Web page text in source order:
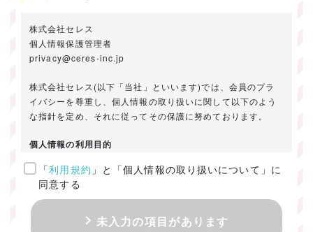
株式会社セレス
個人情報保護管理者
privacy@ceres-inc.jp
株式会社セレス(以下「当社」といいます)では、会員のプラ
イバシーを尊重し、個人情報の取り扱いに関して以下のよう
な指針を定め、それに従ってその保護に努めております。
個人情報の利用目的
ご提供いただきました個人情報は、以下のためにのみ利用い
たします。
・お問い合わせに対する回答及び資料送付のご連絡
「利用規約 」と「個人情報の取り扱いについて」に
同意する
未入力の項目があります